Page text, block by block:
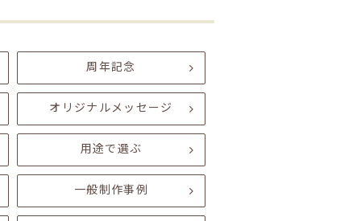
周年記念
オリジナルメッセージ
用途で選ぶ
一般制作事例